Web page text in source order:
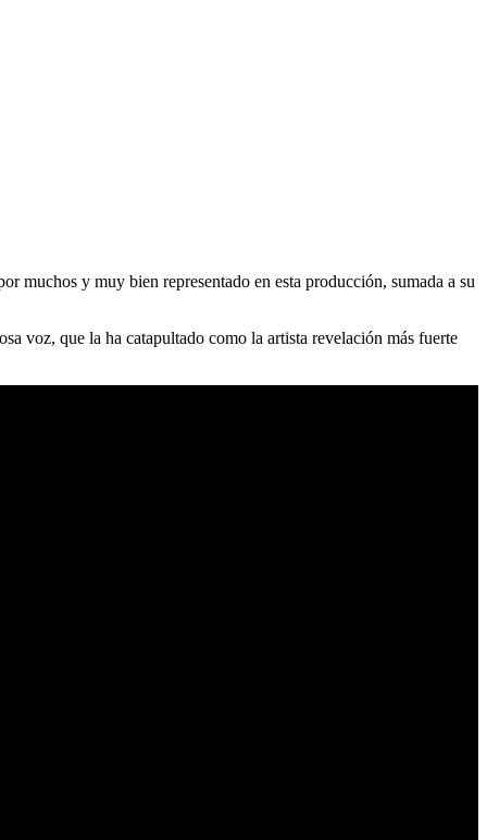
muchos y muy bien representado en esta producción, sumada a su
voz, que la ha catapultado como la artista revelación más fuerte